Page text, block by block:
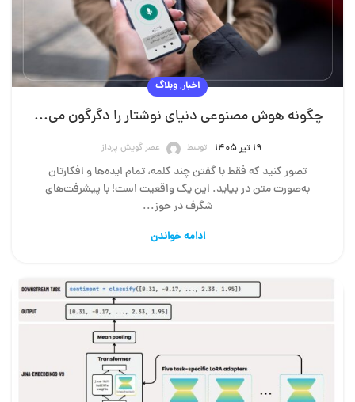
اخبار,وبلاگ
چگونه هوش مصنوعی دنیای نوشتار را دگرگون می‌کند؟
۱۹ تیر ۱۴۰۵ توسط عصر گویش پرداز
تصور کنید که فقط با گفتن چند کلمه، تمام ایده‌ها و افکارتان
به‌صورت متن در بیاید. این یک واقعیت است! با پیشرفت‌های
شگرف در حوز...
ادامه خواندن